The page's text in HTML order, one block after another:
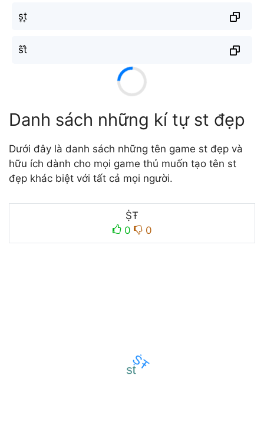
s͎t͎
s̐t̐
Danh sách những kí tự st đẹp
Dưới đây là danh sách những tên game st đẹp và
hữu ích dành cho mọi game thủ muốn tạo tên st
đẹp khác biệt với tất cả mọi người.
ṨŦ
0
0